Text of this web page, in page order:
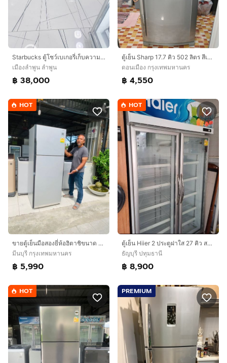
Starbucks ตู้โชว์เบเกอรี่เก็บความเย็นขนาดใหญ่
เมืองลำพูน ลำพูน
฿ 38,000
ตู้เย็น Sharp 17.7 คิว 502 ลิตร สีเงิน ความเย็นเจี๊ยบ ช่องแช่ใหญ่สะใจ ใช้งานปกติ สภาพพร้อมใช้ ไม่ต้องซ่อม นัดดูของจริงได้
ดอนเมือง กรุงเทพมหานคร
฿ 4,550
HOT
ขายตู้เย็นมือสองยี่ห้อฮิตาชิขนาด 14.4 คิวอินวอเตอร์ 5990 บาทค่ะ
มีนบุรี กรุงเทพมหานคร
฿ 5,990
HOT
ตู้เย็น Hiier 2 ประตูฝาใส 27 คิว สภาพดีมาก
ธัญบุรี ปทุมธานี
฿ 8,900
HOT PREMIUM